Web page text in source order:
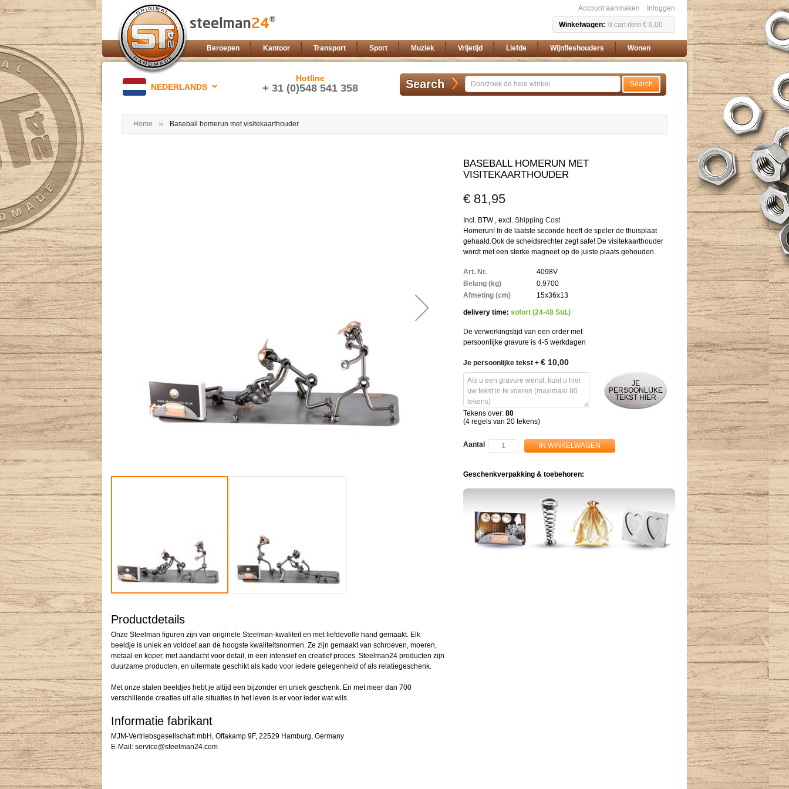
Inloggen
Account aanmaken
Winkelwagen
0 cart item € 0,00
Beroepen Kantoor Transport Sport Muziek Vrijetijd Liefde Wijnfleshouders Wonen
NEDERLANDS
Hotline
+ 31 (0)548 541 358 Search Search
Home Baseball homerun met visitekaarthouder
BASEBALL HOMERUN MET
VISITEKAARTHOUDER
€ 81,95
Incl. BTW , excl. Shipping Cost
Homerun! In de laatste seconde heeft de speler de thuisplaat
gehaald.Ook de scheidsrechter zegt safe! De visitekaarthouder
wordt met een sterke magneet op de juiste plaats gehouden.
Meer
informatie
Art. Nr.
4098V
Belang (kg)
0.9700
Afmeting (cm)
15x36x13
delivery time: sofort (24-48 Std.)
De verwerkingstijd van een order met
persoonlijke gravure is 4-5 werkdagen
Je persoonlijke tekst + € 10,00
JE
PERSOONLIJKE
TEKST HIER
Tekens over: 80
(4 regels van 20 tekens)
Aantal IN WINKELWAGEN
Geschenkverpakking & toebehoren:
gallerij
Productdetails
Onze Steelman figuren zijn van originele Steelman-kwaliteit en met liefdevolle hand gemaakt. Elk
beeldje is uniek en voldoet aan de hoogste kwaliteitsnormen. Ze zijn gemaakt van schroeven, moeren,
metaal en koper, met aandacht voor detail, in een intensief en creatief proces. Steelman24 producten zijn
duurzame producten, en uitermate geschikt als kado voor iedere gelegenheid of als relatiegeschenk.
Met onze stalen beeldjes hebt je altijd een bijzonder en uniek geschenk. En met meer dan 700
verschillende creaties uit alle situaties in het leven is er voor ieder wat wils.
Informatie fabrikant
MJM-Vertriebsgesellschaft mbH, Offakamp 9F, 22529 Hamburg, Germany
E-Mail: service@steelman24.com